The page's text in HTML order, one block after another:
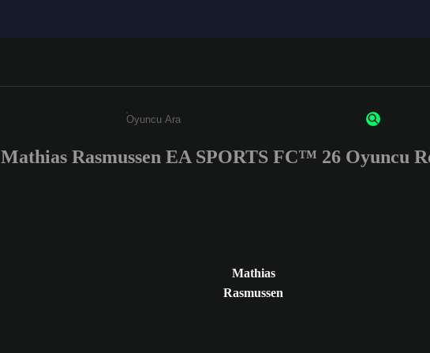
Enter a minimum of 3 characters or numbers
Mathias Rasmussen EA SPORTS FC™ 26 Oyuncu
Mathias
Rasmussen